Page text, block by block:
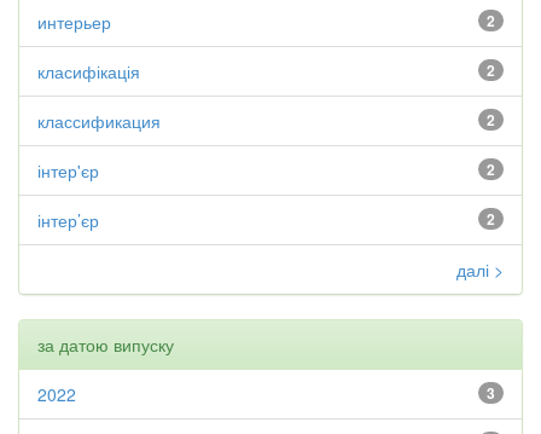
2
интерьер
2
класифікація
2
классификация
2
інтер'єр
2
інтер’єр
далі >
за датою випуску
3
2022